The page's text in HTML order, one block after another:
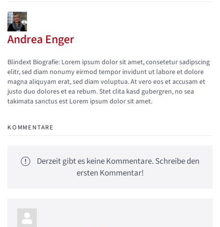
Andrea Enger
Updates abonnieren
Abo von Updates dieses Autors beenden
Blindext Biografie: Lorem ipsum dolor sit amet, consetetur sadipscing
elitr, sed diam nonumy eirmod tempor invidunt ut labore et dolore
magna aliquyam erat, sed diam voluptua. At vero eos et accusam et
justo duo dolores et ea rebum. Stet clita kasd gubergren, no sea
takimata sanctus est Lorem ipsum dolor sit amet.
KOMMENTARE
Derzeit gibt es keine Kommentare. Schreibe den
ersten Kommentar!